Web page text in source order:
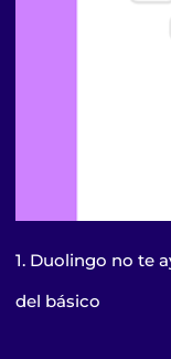
1. Duolingo no te
del básico